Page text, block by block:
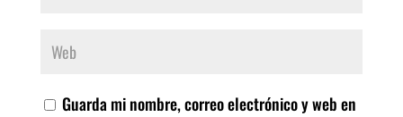
Guarda mi nombre, correo electrónico y web en